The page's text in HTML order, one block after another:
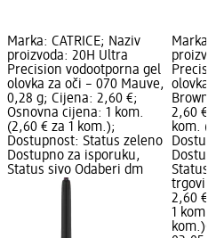
Marka: CATRICE; Naziv
proizvoda: 20H Ultra
Precision vodootporna gel
olovka za oči – 070 Mauve,
0,28 g; Cijena: 2,60 €;
Osnovna cijena: 1 kom.
(2,60 € za 1 kom.);
Dostupnost: Status zeleno
Dostupno za isporuku,
Status sivo Odaberi dm
Marka:
olovka
2,60 €;
kom.
Status
trgovinu
2,60 €
1 kom.
kom.)